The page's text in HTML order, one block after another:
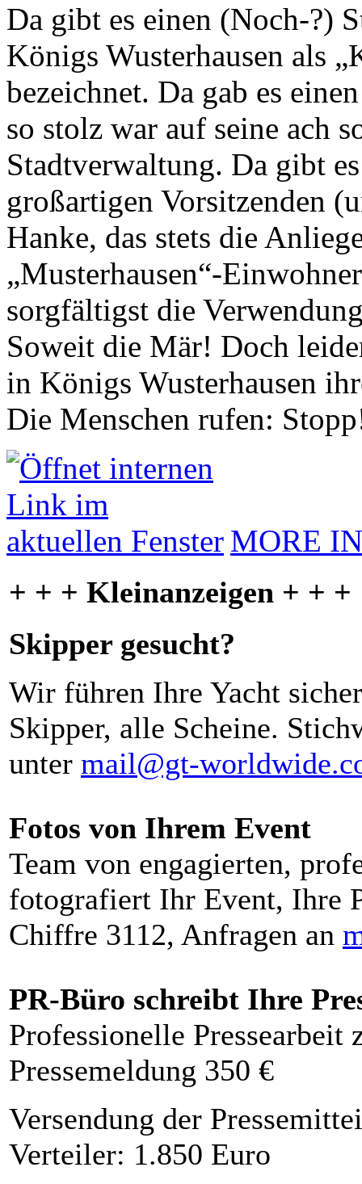
Da gibt es einen (Noch-?)
Königs Wusterhausen als
bezeichnet. Da gab es
so stolz war auf seine ach
Stadtverwaltung. Da gibt
großartigen Vorsitzenden
Hanke, das stets die
„Musterhausen“-
sorgfältigst die
Soweit die Mär! Doch
in Königs Wusterhausen
Die Menschen rufen:
MORE
+ + + Kleinanzeigen + + +
Skipper gesucht?
Wir führen Ihre Yacht
Skipper, alle Scheine.
unter mail@gt-
Fotos von Ihrem Event
Team von engagierten,
fotografiert Ihr Event, Ihre
Chiffre 3112, Anfragen an
PR-Büro schreibt Ihre
Professionelle Pressearbeit
Pressemeldung 350 €
Versendung der
Verteiler: 1.850 Euro